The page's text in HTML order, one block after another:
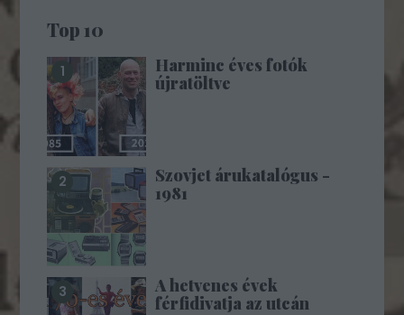
Top 10
Harminc éves fotók
újratöltve
Szovjet árukatalógus -
1981
A hetvenes évek
férfidivatja az utcán